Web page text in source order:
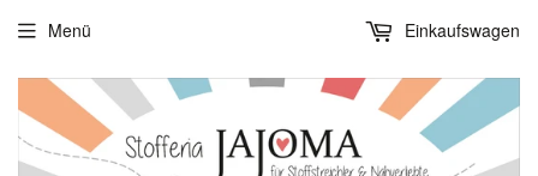
Menü Einkaufswagen